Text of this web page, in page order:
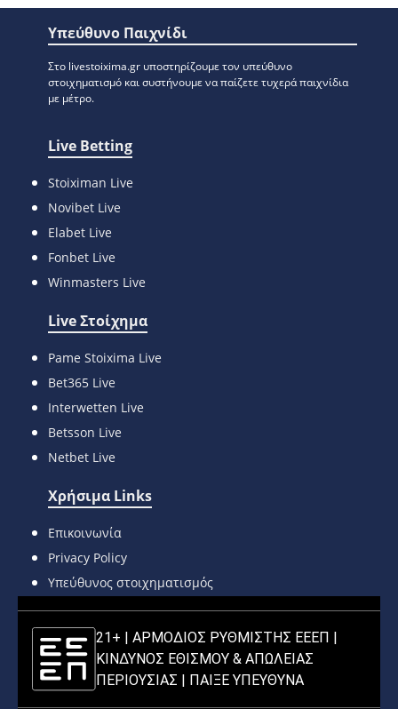
Υπεύθυνο Παιχνίδι
Στο livestoixima.gr υποστηρίζουμε τον υπεύθυνο
στοιχηματισμό και συστήνουμε να παίζετε τυχερά παιχνίδια
με μέτρο.
Live Betting
Stoiximan Live
Novibet Live
Elabet Live
Fonbet Live
Winmasters Live
Live Στοίχημα
Pame Stoixima Live
Bet365 Live
Interwetten Live
Betsson Live
Netbet Live
Χρήσιμα Links
Επικοινωνία
Privacy Policy
Υπεύθυνος στοιχηματισμός
21+ | ΑΡΜΟΔΙΟΣ ΡΥΘΜΙΣΤΗΣ ΕΕΕΠ |
ΚΙΝΔΥΝΟΣ ΕΘΙΣΜΟΥ & ΑΠΩΛΕΙΑΣ
ΠΕΡΙΟΥΣΙΑΣ |
ΠΑΙΞΕ ΥΠΕΥΘΥΝΑ